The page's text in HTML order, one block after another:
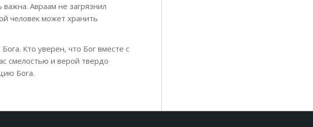
Авраам не загрязнил
человек может хранить
Кто уверен, что Бог вместе с
смелостью и верой твердо
Бога.